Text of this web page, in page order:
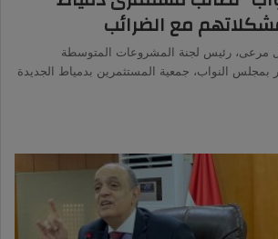
مع الضرائب
مرعى، رئيس لجنة المشروعات المتوسطة
بمجلس النواب، جمعية المستثمرين بدمياط الجديدة